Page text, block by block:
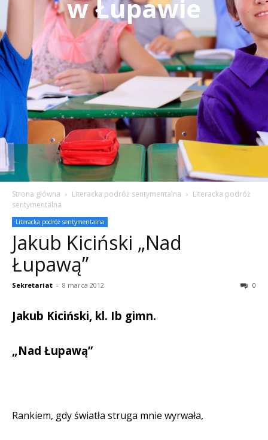
w Łupawie
Strona główna Literacka podróż sentymentalna
Literacka podróż
sentymentalna
Literacka podróż sentymentalna
Jakub Kiciński „Nad
Łupawą”
Sekretariat - 8 marca 2012 0
Jakub Kiciński, kl. Ib gimn.
„Nad Łupawą”
Rankiem, gdy światła struga mnie wyrwała,